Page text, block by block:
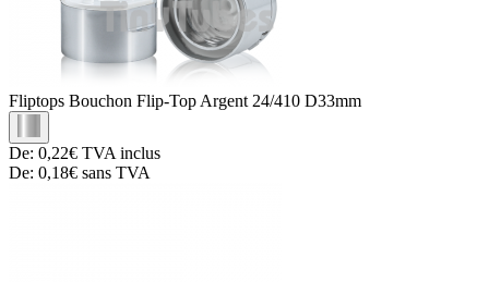
Fliptops Bouchon Flip-Top Argent 24/410 D33mm
De: 0,22€ TVA inclus
De: 0,18€ sans TVA